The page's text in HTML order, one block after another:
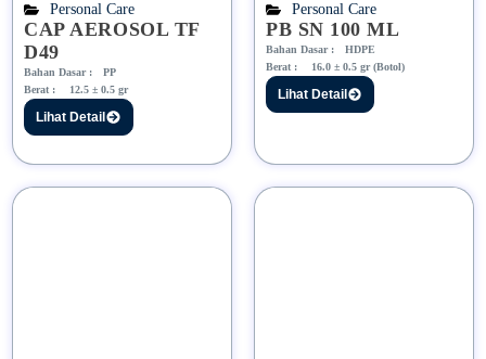
Personal Care
CAP AEROSOL TF
D49
Bahan Dasar :
PP
Berat :
12.5 ± 0.5 gr
Lihat Detail
Personal Care
PB SN 100 ML
Bahan Dasar :
HDPE
Berat :
16.0 ± 0.5 gr (Botol)
Lihat Detail